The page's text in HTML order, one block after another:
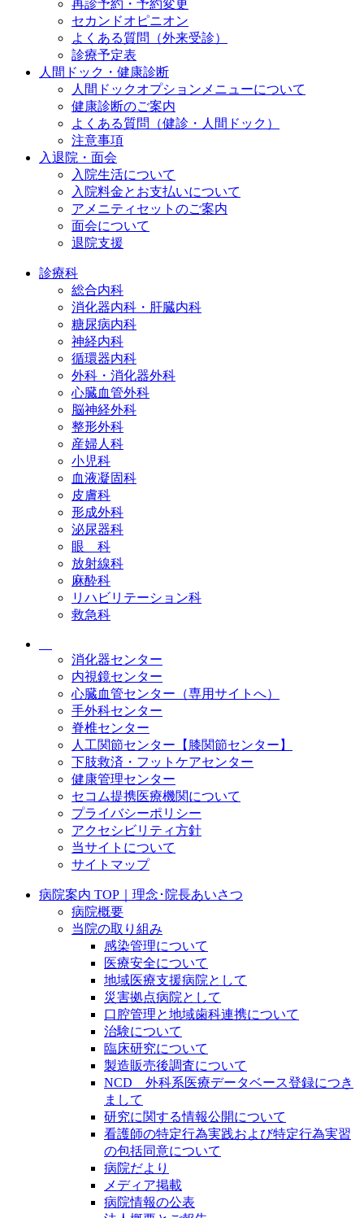
再診予約・予約変更
セカンドオピニオン
よくある質問（外来受診）
診療予定表
人間ドック・健康診断
人間ドックオプションメニューについて
健康診断のご案内
よくある質問（健診・人間ドック）
注意事項
入退院・面会
入院生活について
入院料金とお支払いについて
アメニティセットのご案内
面会について
退院支援
診療科
総合内科
消化器内科・肝臓内科
糖尿病内科
神経内科
循環器内科
外科・消化器外科
心臓血管外科
脳神経外科
整形外科
産婦人科
小児科
血液凝固科
皮膚科
形成外科
泌尿器科
眼 科
放射線科
麻酔科
リハビリテーション科
救急科
消化器センター
内視鏡センター
心臓血管センター（専用サイトへ）
手外科センター
脊椎センター
人工関節センター【膝関節センター】
下肢救済・フットケアセンター
健康管理センター
セコム提携医療機関について
プライバシーポリシー
アクセシビリティ方針
当サイトについて
サイトマップ
病院案内 TOP｜理念･院長あいさつ
病院概要
当院の取り組み
感染管理について
医療安全について
地域医療支援病院として
災害拠点病院として
口腔管理と地域歯科連携について
治験について
臨床研究について
製造販売後調査について
NCD 外科系医療データベース登録につき
まして
研究に関する情報公開について
看護師の特定行為実践および特定行為実習
の包括同意について
病院だより
メディア掲載
病院情報の公表